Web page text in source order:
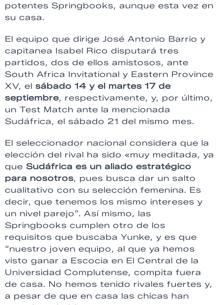
potentes Springbooks, aunque esta vez en
su casa.
El equipo que dirige José Antonio Barrio y
capitanea Isabel Rico disputará tres
partidos, dos de ellos amistosos, ante
South Africa Invitational y Eastern Province
XV, el sábado 14 y el martes 17 de
septiembre, respectivamente, y, por último,
un Test Match ante la mencionada
Sudáfrica, el sábado 21 del mismo mes.
El seleccionador nacional considera que la
elección del rival ha sido «muy meditada, ya
que Sudáfrica es un aliado estratégico
para nosotros, pues busca dar un salto
cualitativo con su selección femenina. Es
decir, que tenemos los mismo intereses y
un nivel parejo”. Así mismo, las
Springbooks cumplen otro de los
requisitos que buscaba Yunke, y es que
“nuestro joven equipo, al que ya hemos
visto ganar a Escocia en El Central de la
Universidad Complutense, compita fuera
de casa. No hemos tenido rivales fuertes y,
a pesar de que en casa las chicas han